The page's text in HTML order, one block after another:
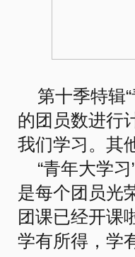
第十季特辑
的团员数进行
我们学习。其
“青年大学
是每个团员光
团课已经开课
学有所得，学